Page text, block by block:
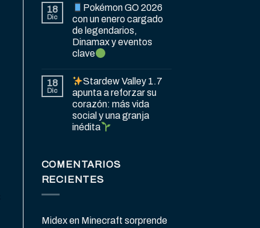
18
Dic
Pokémon GO 2026
con un enero cargado
de legendarios,
Dinamax y eventos
clave
18
Dic
Stardew Valley 1.7
apunta a reforzar su
corazón: más vida
social y una granja
inédita
COMENTARIOS
RECIENTES
Midexen Minecraft sorprende